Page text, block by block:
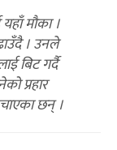
मौका ।
। उनले
बिट गर्दै
प्रहार
छन् ।